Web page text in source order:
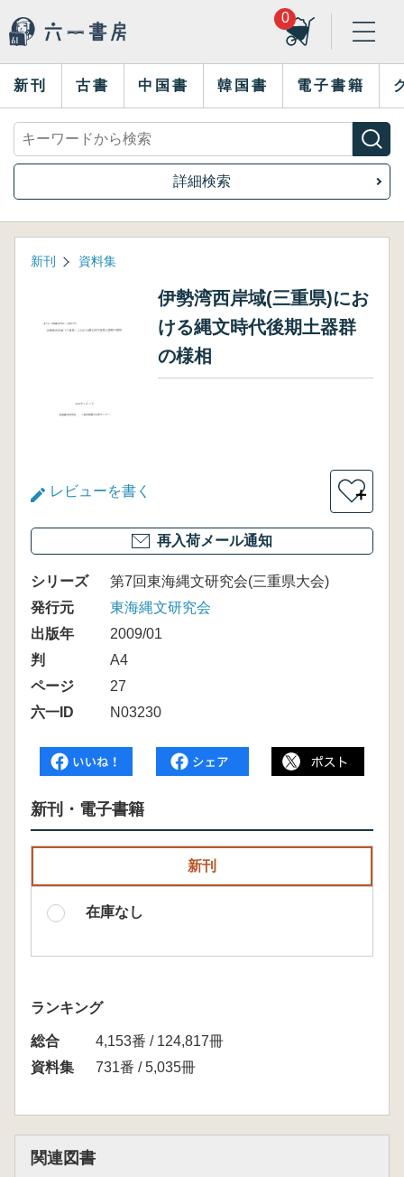
0
新刊 古書 中国書 韓国書 電子書籍
詳細検索
新刊 資料集
伊勢湾西岸域(三重県)にお
ける縄文時代後期土器群
の様相
レビューを書く ＋
再入荷メール通知
シリーズ
第7回東海縄文研究会(三重県大会)
発行元
東海縄文研究会
出版年
2009/01
判
A4
ページ
27
六一ID
N03230
新刊・電子書籍
新刊
在庫なし
ランキング
総合
4,153番 / 124,817冊
資料集
731番 / 5,035冊
関連図書